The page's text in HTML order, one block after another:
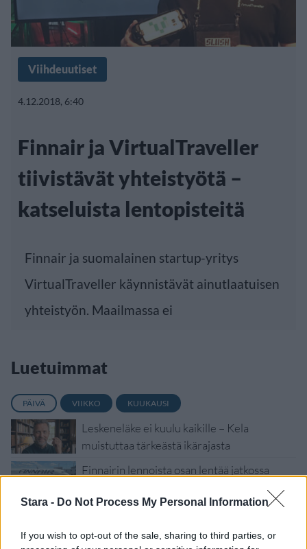
Stara - Do Not Process My Personal Information
If you wish to opt-out of the sale, sharing to third parties, or
Viihdeuutiset
4.12.2018, 6:40
Finnair ja VirtualTraveller
tiivistävät yhteistyötä –
katseluista lentopisteitä
Finnair ja suomalainen startup-yritys
VirtualTraveller käynnistävät ainutlaatuisen
yhteistyön. Maailmassa ei
Luetuimmat
PÄIVÄ VIIKKO KUUKAUSI
Leskeneläke ei kuulu kaikille – Kela
muistuttaa tärkeästä ikärajasta
Finnairin lennoista osan lentää jatkossa
toinen lentoyhtiö – matkustajille tärkeä
rajoitus
Kela voi leikata tukia ulkomaanmatkan